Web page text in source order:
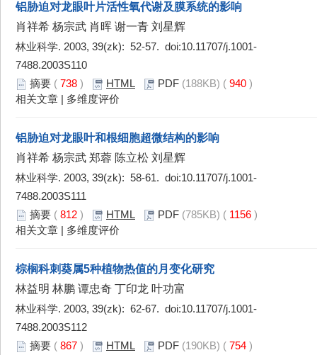
铝胁迫对龙眼叶片活性氧代谢及膜系统的影响
肖祥希 杨宗武 肖晖 谢一青 刘星辉
林业科学. 2003, 39(zk): 52-57. doi:10.11707/j.1001-
7488.2003S110
摘要 ( 738 ) HTML PDF (188KB) ( 940 )
相关文章
多维度评价
铝胁迫对龙眼叶和根细胞超微结构的影响
肖祥希 杨宗武 郑蓉 陈立松 刘星辉
林业科学. 2003, 39(zk): 58-61. doi:10.11707/j.1001-
7488.2003S111
摘要 ( 812 ) HTML PDF (785KB) ( 1156 )
相关文章
多维度评价
棕榈科刺葵属5种植物热值的月变化研究
林益明 林鹏 谭忠奇 丁印龙 叶功富
林业科学. 2003, 39(zk): 62-67. doi:10.11707/j.1001-
7488.2003S112
摘要 ( 867 ) HTML PDF (190KB) ( 754 )